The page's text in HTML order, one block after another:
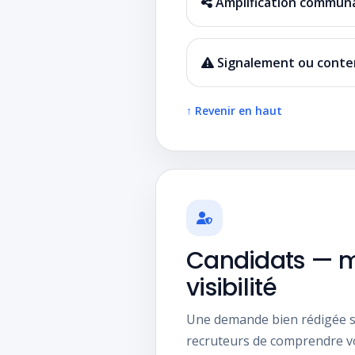
Signalement ou
↑ Revenir en haut
Candidats —
visibilité
Une demande bien rédigée
recruteurs de comprendre